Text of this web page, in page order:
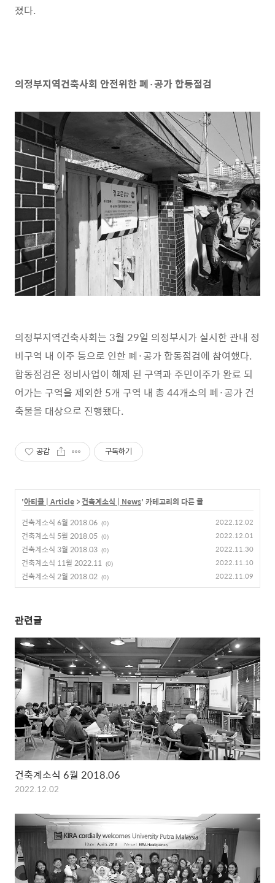
졌다.
의정부지역건축사회 안전위한 폐·공가 합동점검
의정부지역건축사회는 3월 29일 의정부시가 실시한 관내 정
비구역 내 이주 등으로 인한 폐 ·공가 합동점검에 참여했다.
합동점검은 정비사업이 해제 된 구역과 주민이주가 완료 되
어가는 구역을 제외한 5개 구역 내 총 44개소의 폐 ·공가 건
축물을 대상으로 진행됐다.
공감 구독하기
'아티클 | Article > 건축계소식 | News' 카테고리의 다른 글
건축계소식 6월 2018.06 (0) 2022.12.02
건축계소식 5월 2018.05 (0) 2022.12.01
건축계소식 3월 2018.03 (0) 2022.11.30
건축계소식 11월 2022.11 (0) 2022.11.10
건축계소식 2월 2018.02 (0) 2022.11.09
관련글
건축계소식 6월 2018.06
2022.12.02